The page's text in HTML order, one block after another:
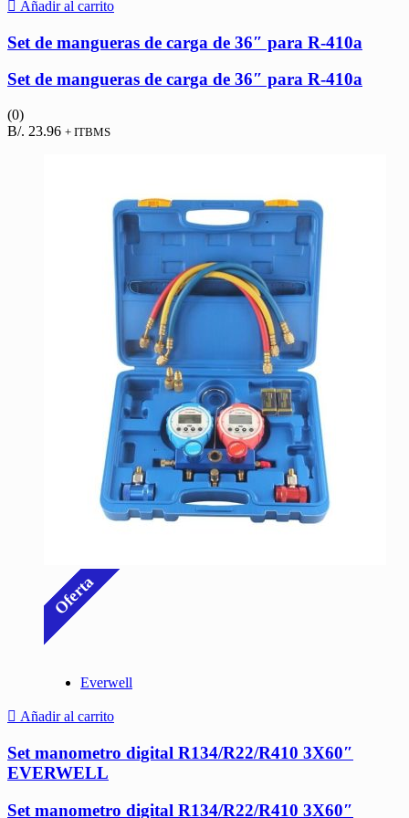
Añadir al carrito
Set de mangueras de carga de 36″ para R-410a
Set de mangueras de carga de 36″ para R-410a
(0)
B/. 23.96 + ITBMS
Oferta
Everwell
Añadir al carrito
Set manometro digital R134/R22/R410 3X60″
EVERWELL
Set manometro digital R134/R22/R410 3X60″